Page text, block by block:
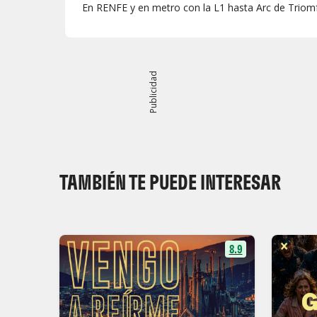
En RENFE y en metro con la L1 hasta Arc de
Publicidad
TAMBIÉN TE PUEDE INTERESAR
8.9